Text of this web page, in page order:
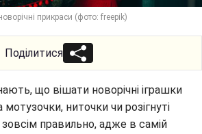
прикраси (фото: freepik)
Поділитися
що вішати новорічні іграшки
ниточки чи розігнуті
правильно, адже в самій